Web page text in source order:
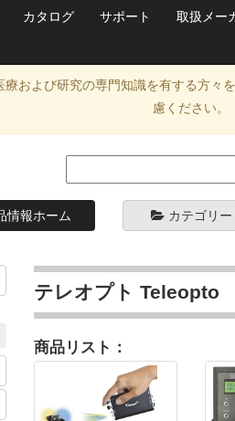
カタログ サポート 取扱メー
療および研究の専門知識を有する方々
慮ください。
情報ホーム カテゴリー
テレオプト Teleopto
商品リスト：